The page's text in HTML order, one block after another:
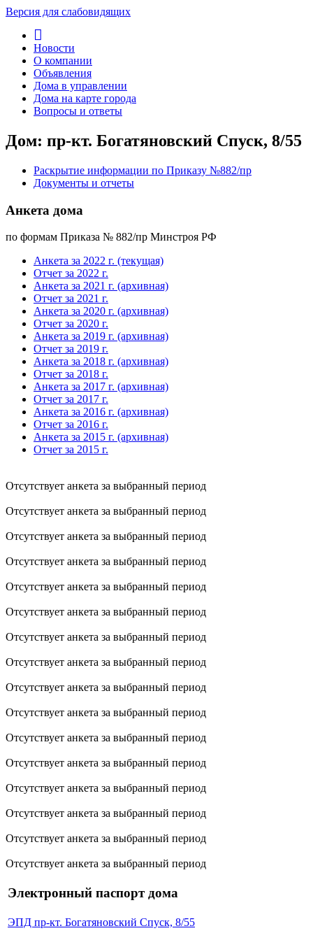
Версия для слабовидящих
Новости
О компании
Объявления
Дома в управлении
Дома на карте города
Вопросы и ответы
Дом: пр-кт. Богатяновский Спуск, 8/55
Раскрытие информации по Приказу №882/пр
Документы и отчеты
Анкета дома
по формам Приказа № 882/пр Минстроя РФ
Анкета за 2022 г. (текущая)
Отчет за 2022 г.
Анкета за 2021 г. (архивная)
Отчет за 2021 г.
Анкета за 2020 г. (архивная)
Отчет за 2020 г.
Анкета за 2019 г. (архивная)
Отчет за 2019 г.
Анкета за 2018 г. (архивная)
Отчет за 2018 г.
Анкета за 2017 г. (архивная)
Отчет за 2017 г.
Анкета за 2016 г. (архивная)
Отчет за 2016 г.
Анкета за 2015 г. (архивная)
Отчет за 2015 г.
Отсутствует анкета за выбранный период
Отсутствует анкета за выбранный период
Отсутствует анкета за выбранный период
Отсутствует анкета за выбранный период
Отсутствует анкета за выбранный период
Отсутствует анкета за выбранный период
Отсутствует анкета за выбранный период
Отсутствует анкета за выбранный период
Отсутствует анкета за выбранный период
Отсутствует анкета за выбранный период
Отсутствует анкета за выбранный период
Отсутствует анкета за выбранный период
Отсутствует анкета за выбранный период
Отсутствует анкета за выбранный период
Отсутствует анкета за выбранный период
Отсутствует анкета за выбранный период
Электронный паспорт дома
ЭПД пр-кт. Богатяновский Спуск, 8/55